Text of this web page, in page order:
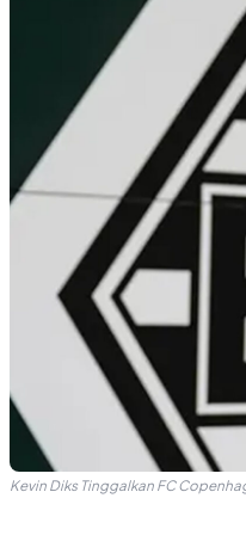
Kevin Diks Tinggalkan FC